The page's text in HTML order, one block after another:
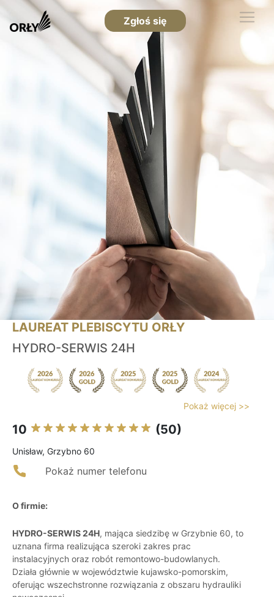
Zgłoś się
LAUREAT PLEBISCYTU ORŁY
HYDRO-SERWIS 24H
Pokaż więcej >>
10 (50)
Unisław, Grzybno 60
Pokaż numer telefonu
O firmie:
HYDRO-SERWIS 24H, mająca siedzibę w Grzybnie 60, to
uznana firma realizująca szeroki zakres prac
instalacyjnych oraz robót remontowo-budowlanych.
Działa głównie w województwie kujawsko-pomorskim,
oferując wszechstronne rozwiązania z obszaru hydrauliki